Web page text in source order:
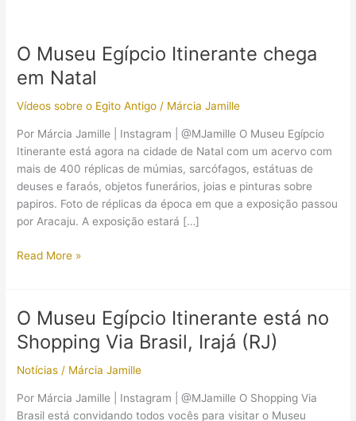
O Museu Egípcio Itinerante chega
em Natal
Vídeos sobre o Egito Antigo / Márcia Jamille
Por Márcia Jamille | Instagram | @MJamille O Museu Egípcio
Itinerante está agora na cidade de Natal com um acervo com
mais de 400 réplicas de múmias, sarcófagos, estátuas de
deuses e faraós, objetos funerários, joias e pinturas sobre
papiros. Foto de réplicas da época em que a exposição passou
por Aracaju. A exposição estará […]
O
chega
em
Read More »
O Museu Egípcio Itinerante está no
Shopping Via Brasil, Irajá (RJ)
Notícias / Márcia Jamille
Por Márcia Jamille | Instagram | @MJamille O Shopping Via
Brasil está convidando todos vocês para visitar o Museu